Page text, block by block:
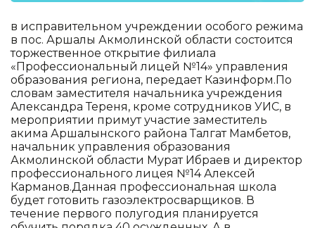
в исправительном учреждении особого режима
в пос. Аршалы Акмолинской области состоится
торжественное открытие филиала
«Профессиональный лицей №14» управления
образования региона, передает Казинформ.По
словам заместителя начальника учреждения
Александра Тереня, кроме сотрудников УИС, в
мероприятии примут участие заместитель
акима Аршалынского района Талгат Мамбетов,
начальник управления образования
Акмолинской области Мурат Ибраев и директор
профессионального лицея №14 Алексей
Карманов.Данная профессиональная школа
будет готовить газоэлектросварщиков. В
течение первого полугодия планируется